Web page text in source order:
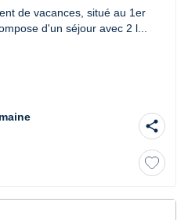
de vacances, situé au 1er
d'un séjour avec 2 l...
share